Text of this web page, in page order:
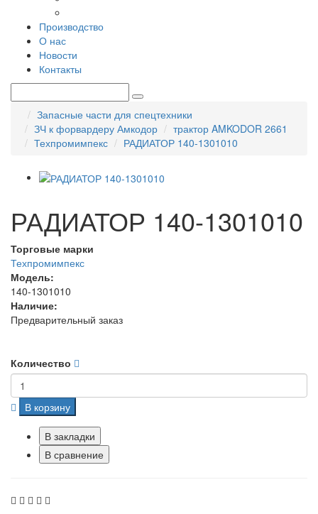
Производство
О нас
Новости
Контакты
Запасные части для спецтехники
ЗЧ к форвардеру Амкодор
трактор AMKODOR 2661
Техпромимпекс
РАДИАТОР 140-1301010
РАДИАТОР 140-1301010
Торговые марки
Техпромимпекс
Модель:
140-1301010
Наличие:
Предварительный заказ
Количество
В корзину
В закладки
В сравнение